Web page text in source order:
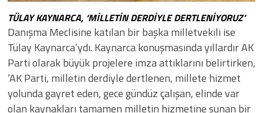
TÜLAY KAYNARCA, ‘MİLLETİN DERDİYLE DERTLENİYORUZ’
Danışma Meclisine katılan bir başka milletvekili ise
Tülay Kaynarca’ydı. Kaynarca konuşmasında yıllardır AK
Parti olarak büyük projelere imza attıklarını belirtirken,
‘AK Parti, milletin derdiyle dertlenen, millete hizmet
yolunda gayret eden, gece gündüz çalışan, elinde var
olan kaynakları tamamen milletin hizmetine sunan bir